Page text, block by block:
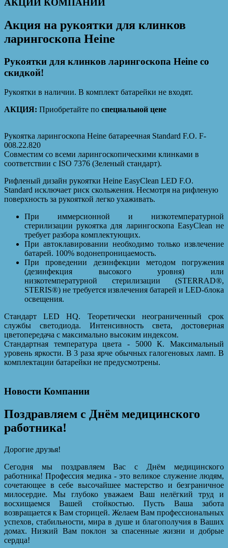
АКЦИИ КОМПАНИИ
Акция на рукоятки для клинков
ларингоскопа Heine
Рукоятки для клинков ларингоскопа Heine со
скидкой!
Рукоятки в наличии. В комплект батарейки не входят.
АКЦИЯ: Приобретайте по специальной цене
Рукоятка ларингоскопа Heine батареечная Standard F.O. F-
008.22.820
Совместим со всеми ларингоскопическими клинками в
соответствии с ISO 7376 (Зеленый стандарт).
Рифленый дизайн рукоятки Heine EasyClean LED F.O.
Standard исключает риск скольжения. Несмотря на рифленую
поверхность за рукояткой легко ухаживать.
При иммерсионной и низкотемпературной
стерилизации рукоятка для ларингоскопа EasyClean не
требует разбора комплектующих.
При автоклавировании необходимо только извлечение
батарей. 100% водонепроницаемость.
При проведении дезинфекции методом погружения
(дезинфекция высокого уровня) или
низкотемпературной стерилизации (STERRAD®,
STERIS®) не требуется извлечения батарей и LED-блока
освещения.
Стандарт LED HQ. Теоретически неограниченный срок
службы светодиода. Интенсивность света, достоверная
цветопередача с максимально высоким индексом.
Стандартная температура цвета - 5000 К. Максимальный
уровень яркости. В 3 раза ярче обычных галогеновых ламп. В
комплектации батарейки не предусмотрены.
Новости Компании
Поздравляем с Днём медицинского
работника!
Дорогие друзья!
Сегодня мы поздравляем Вас с Днём медицинского
работника! Профессия медика - это великое служение людям,
сочетающее в себе высочайшее мастерство и безграничное
милосердие. Мы глубоко уважаем Ваш нелёгкий труд и
восхищаемся Вашей стойкостью. Пусть Ваша забота
возвращается к Вам сторицей. Желаем Вам профессиональных
успехов, стабильности, мира в душе и благополучия в Ваших
домах. Низкий Вам поклон за спасенные жизни и добрые
сердца!